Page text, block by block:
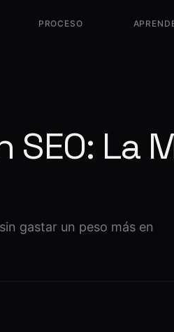
ChatGPT,
PROCESO
¿Qué es el CRO?
Optimización de
SEO para IA ·
SEO: La
gastar un peso más en